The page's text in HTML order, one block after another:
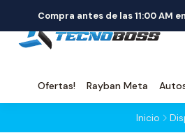
Ofertas! Rayban Meta
Compra antes de las 11:00 AM
Inicio